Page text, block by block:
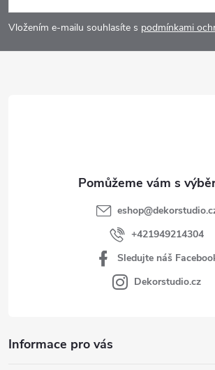
p
a
Vložením e-mailu souhlasíte s podmínkami
Informace pro vás
eshop@
+421949214304
Sledujte náš
Dekorstudio.cz